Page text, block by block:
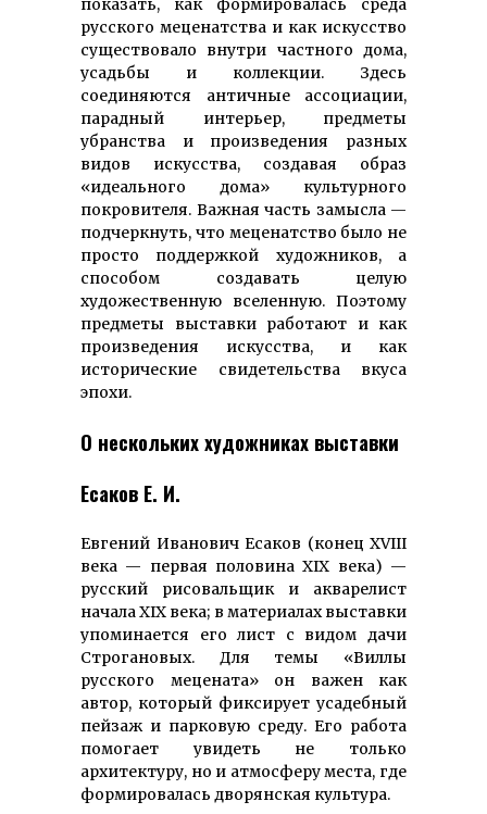
русского меценатства и как искусство
существовало внутри частного дома,
усадьбы и коллекции. Здесь
соединяются античные ассоциации,
парадный интерьер, предметы
убранства и произведения разных
видов искусства, создавая образ
«идеального дома» культурного
покровителя. Важная часть замысла —
подчеркнуть, что меценатство было не
просто поддержкой художников, а
способом создавать целую
художественную вселенную. Поэтому
предметы выставки работают и как
произведения искусства, и как
исторические свидетельства вкуса
эпохи.
О нескольких художниках выставки
Есаков Е. И.
Евгений Иванович Есаков (конец XVIII
века — первая половина XIX века) —
русский рисовальщик и акварелист
начала XIX века; в материалах выставки
упоминается его лист с видом дачи
Строгановых. Для темы «Виллы
русского мецената» он важен как
автор, который фиксирует усадебный
пейзаж и парковую среду. Его работа
помогает увидеть не только
архитектуру, но и атмосферу места, где
формировалась дворянская культура.